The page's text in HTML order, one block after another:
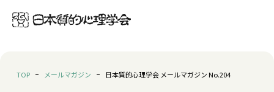
TOP メールマガジン 日本質的心理学会 メールマガジン No.204